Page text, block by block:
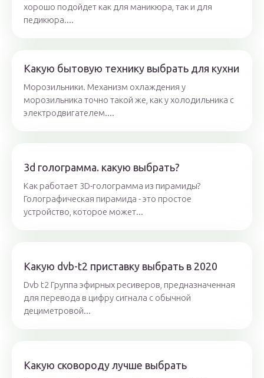
хорошо подойдет как для маникюра, так и для
педикюра....
Какую бытовую технику выбрать для кухни
Морозильники. Механизм охлаждения у
морозильника точно такой же, как у холодильника с
электродвигателем....
3d голограмма. какую выбрать?
Как работает 3D-голограмма из пирамиды?
Голографическая пирамида - это простое
устройство, которое может...
Какую dvb-t2 приставку выбрать в 2020
Dvb t2 Группа эфирных ресиверов, предназначенная
для перевода в цифру сигнала с обычной
дециметровой...
Какую сковороду лучше выбрать